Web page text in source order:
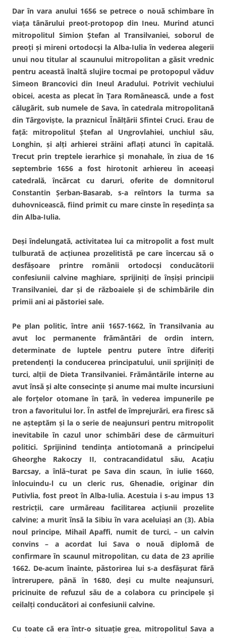
Dar în vara anului 1656 se petrece o nouă schimbare în
viaţa tânărului preot-protopop din Ineu. Murind atunci
mitropolitul Simion Ştefan al Transilvaniei, soborul de
preoţi şi mireni ortodocşi la Alba-Iulia în vederea alegerii
unui nou titular al scaunului mitropolitan a găsit vrednic
pentru această înaltă slujire tocmai pe protopopul văduv
Simeon Brancovici din Ineul Aradului. Potrivit vechiului
obicei, acesta as plecat în Ţara Românească, unde a fost
călugărit, sub numele de Sava, în catedrala mitropolitană
din Târgovişte, la praznicul Înălţării Sfintei Cruci. Erau de
faţă: mitropolitul Ştefan al Ungrovlahiei, unchiul său,
Longhin, şi alţi arhierei străini aflaţi atunci în capitală.
Trecut prin treptele ierarhice şi monahale, în ziua de 16
septembrie 1656 a fost hirotonit arhiereu în aceeaşi
catedrală, încărcat cu daruri, oferite de domnitorul
Constantin Şerban-Basarab, s-a reîntors la turma sa
duhovnicească, fiind primit cu mare cinste în reşedinţa sa
din Alba-Iulia.
Deşi îndelungată, activitatea lui ca mitropolit a fost mult
tulburată de acţiunea prozelitistă pe care încercau să o
desfăşoare printre românii ortodocşi conducătorii
confesiunii calvine maghiare, sprijiniţi de înşişi principii
Transilvaniei, dar şi de războaiele şi de schimbările din
primii ani ai păstoriei sale.
Pe plan politic, între anii 1657-1662, în Transilvania au
avut loc permanente frământări de ordin intern,
determinate de luptele pentru putere între diferiţi
pretendenţi la conducerea principatului, unii sprijiniţi de
turci, alţii de Dieta Transilvaniei. Frământările interne au
avut însă şi alte consecinţe şi anume mai multe incursiuni
ale forţelor otomane în ţară, în vederea impunerile pe
tron a favoritului lor. În astfel de împrejurări, era firesc să
ne aşteptăm şi la o serie de neajunsuri pentru mitropolit
inevitabile în cazul unor schimbări dese de cârmuituri
politici. Sprijinind tendinţa antiotomană a principelui
Gheorghe Rakoczy II, contracandidatul său, Acaţiu
Barcsay, a înlă¬turat pe Sava din scaun, în iulie 1660,
înlocuindu-l cu un cleric rus, Ghenadie, originar din
Putivlia, fost preot în Alba-Iulia. Acestuia i s-au impus 13
restricţii, care urmăreau facilitarea acţiunii prozelite
calvine; a murit însă la Sibiu în vara aceluiaşi an (3). Abia
noul principe, Mihail Apaffi, numit de turci, – un calvin
convins – a acordat lui Sava o nouă diplomă de
confirmare în scaunul mitropolitan, cu data de 23 aprilie
1662. De-acum înainte, păstorirea lui s-a desfăşurat fără
întrerupere, până în 1680, deşi cu multe neajunsuri,
pricinuite de refuzul său de a colabora cu principele şi
ceilalţi conducători ai confesiunii calvine.
Cu toate că era într-o situaţie grea, mitropolitul Sava a